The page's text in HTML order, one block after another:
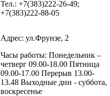
Тел.: +7(383)222-26-49;
+7(383)222-88-05
Адрес: ул.Фрунзе, 2
Часы работы: Понедельник –
четверг 09.00-18.00 Пятница
09.00-17.00 Перерыв 13.00-
13.48 Выходные дни - суббота,
воскресенье